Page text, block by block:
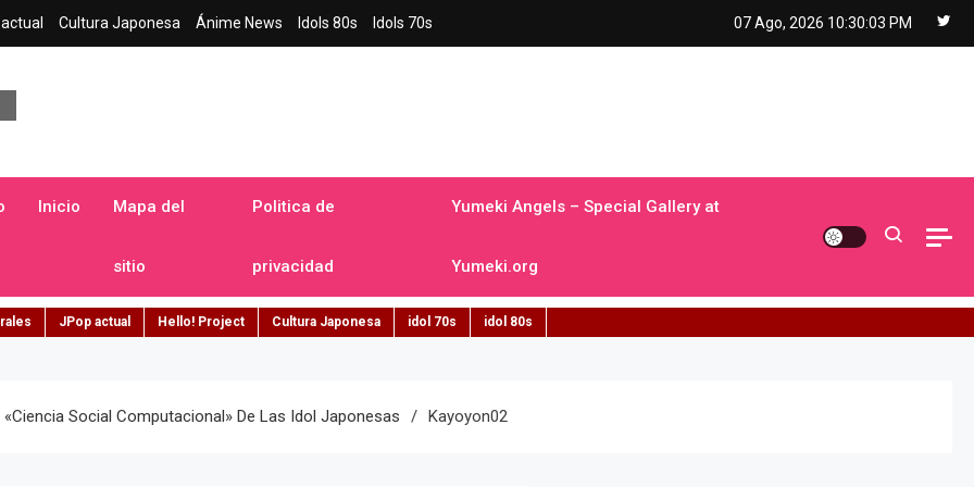
Cultura Japonesa Ánime News Idols 80s Idols 70s 07 Ago, 2026 10:30:04 PM
Inicio Mapa del
sitio
Politica de
privacidad
Yumeki Angels – Special Gallery at
Yumeki.org
JPop actual Hello! Project Cultura Japonesa idol 70s idol 80s
Social Computacional» De Las Idol Japonesas Kayoyon02